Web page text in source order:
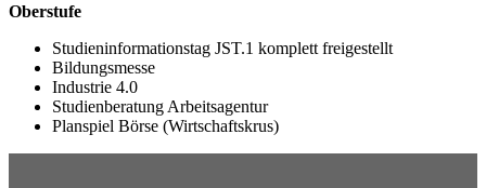
Oberstufe
Studieninformationstag JST.1 komplett freigestellt
Bildungsmesse
Industrie 4.0
Studienberatung Arbeitsagentur
Planspiel Börse (Wirtschaftskrus)